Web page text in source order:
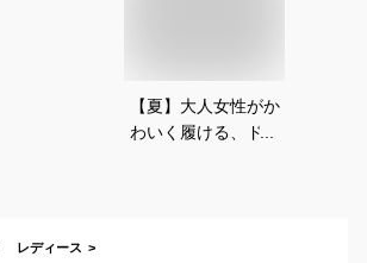
【夏】大人女性がか
わいく履ける、ドッ
レディース